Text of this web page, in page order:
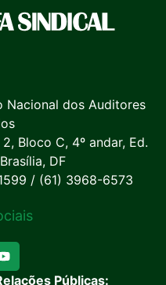
Nacional dos Auditores
Bloco C, 4º andar, Ed.
DF
/ (61) 3968-6573
Públicas: